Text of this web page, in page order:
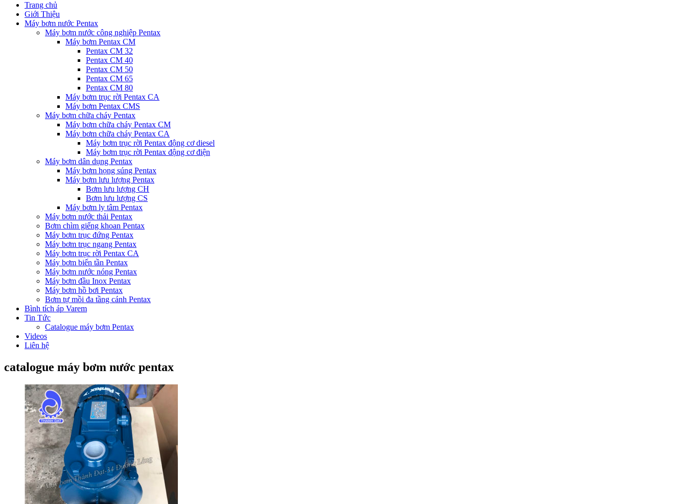
Trang chủ
Giới Thiệu
Máy bơm nước Pentax
Máy bơm nước công nghiệp Pentax
Máy bơm Pentax CM
Pentax CM 32
Pentax CM 40
Pentax CM 50
Pentax CM 65
Pentax CM 80
Máy bơm trục rời Pentax CA
Máy bơm Pentax CMS
Máy bơm chữa cháy Pentax
Máy bơm chữa cháy Pentax CM
Máy bơm chữa cháy Pentax CA
Máy bơm trục rời Pentax động cơ diesel
Máy bơm trục rời Pentax động cơ điện
Máy bơm dân dụng Pentax
Máy bơm họng súng Pentax
Máy bơm lưu lượng Pentax
Bơm lưu lượng CH
Bơm lưu lượng CS
Máy bơm ly tâm Pentax
Máy bơm nước thải Pentax
Bơm chìm giếng khoan Pentax
Máy bơm trục đứng Pentax
Máy bơm trục ngang Pentax
Máy bơm trục rời Pentax CA
Máy bơm biến tần Pentax
Máy bơm nước nóng Pentax
Máy bơm đầu Inox Pentax
Máy bơm hồ bơi Pentax
Bơm tự mồi đa tầng cánh Pentax
Bình tích áp Varem
Tin Tức
Catalogue máy bơm Pentax
Videos
Liên hệ
catalogue máy bơm nước pentax